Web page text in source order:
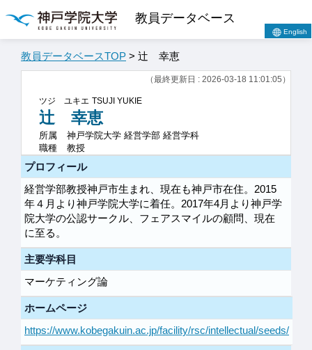
教員データベース
English
教員データベースTOP > 辻 幸恵
（最終更新日 : 2026-03-18 11:01:05）
ツジ ユキエ TSUJI YUKIE
辻 幸恵
所属
神戸学院大学 経営学部 経営学科
職種
教授
プロフィール
経営学部教授神戸市生まれ、現在も神戸市在住。2015
年４月より神戸学院大学に着任。2017年4月より神戸学
院大学の公認サークル、フェアスマイルの顧問、現在
に至る。
主要学科目
マーケティング論
ホームページ
https://www.kobegakuin.ac.jp/facility/rsc/intellectual/seeds/